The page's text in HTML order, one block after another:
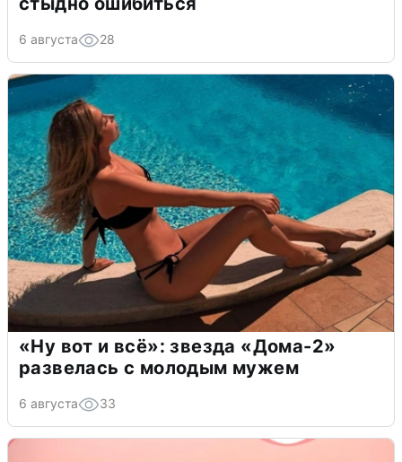
6 августа 28
«Ну вот и всё»: звезда «Дома-2»
развелась с молодым мужем
6 августа 33